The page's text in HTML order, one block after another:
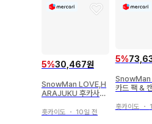
5%30,467원
SnowMan LOVE,H
ARAJUKU 후카사와
홋카이도 ・ 10일 전
5%
SnowMan
카드 팩 &
홋카이도 ・